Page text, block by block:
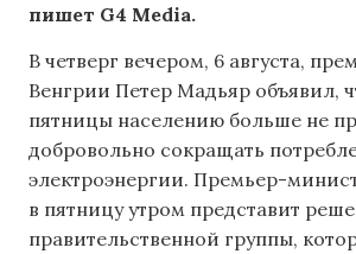
пишет G4 Media.
В четверг вечером, 6 августа,
Венгрии Петер Мадьяр объявил,
пятницы населению больше не
добровольно сокращать
электроэнергии. Премьер-
в пятницу утром представит
правительственной группы,